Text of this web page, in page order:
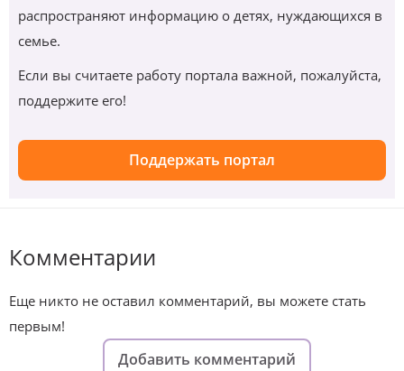
распространяют информацию о детях, нуждающихся в
семье.
Если вы считаете работу портала важной, пожалуйста,
поддержите его!
Поддержать портал
Комментарии
Еще никто не оставил комментарий, вы можете стать
первым!
Добавить комментарий